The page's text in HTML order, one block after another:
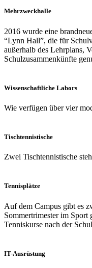
Mehrzweckhalle
2016 wurde eine
“Lynn Hall”, die für
außerhalb des Lehrplans,
Schulzusammenkünfte
Wissenschaftliche Labors
Wie verfügen über vier
Tischtennistische
Zwei Tischtennistische
Tennisplätze
Auf dem Campus gibt es
Sommertrimester im Sport
Tenniskurse nach der
IT-Ausrüstung